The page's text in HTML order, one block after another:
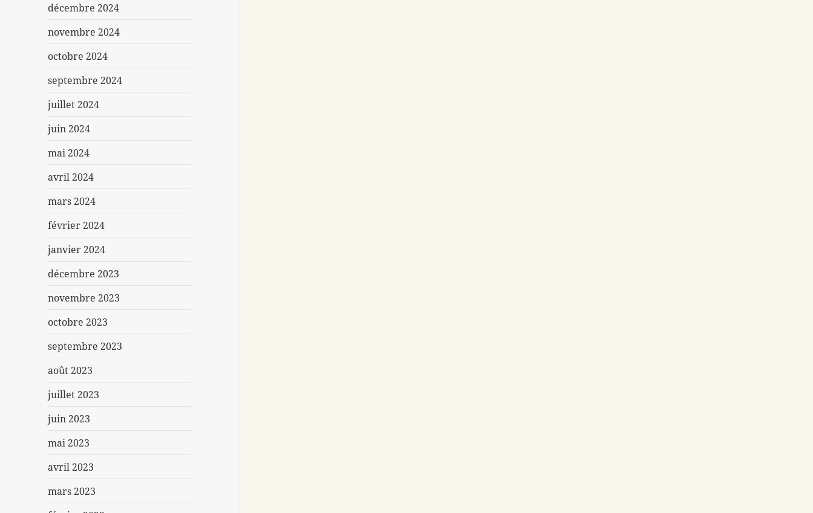
décembre 2024
novembre 2024
octobre 2024
septembre 2024
juillet 2024
juin 2024
mai 2024
avril 2024
mars 2024
février 2024
janvier 2024
décembre 2023
novembre 2023
octobre 2023
septembre 2023
août 2023
juillet 2023
juin 2023
mai 2023
avril 2023
mars 2023